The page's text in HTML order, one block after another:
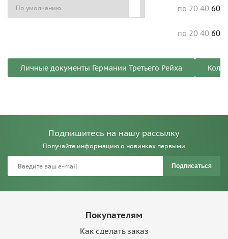
по 20 40 60
по 20 40 60
Личные документы Германии Третьего Рейха
Подпишитесь на нашу рассылку
Получайте информацию о новинках первыми
Подписаться
Покупателям
Как сделать заказ